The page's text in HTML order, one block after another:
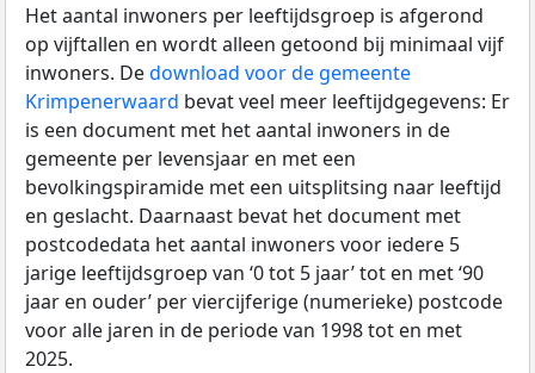
Het aantal inwoners per leeftijdsgroep is afgerond
op vijftallen en wordt alleen getoond bij minimaal vijf
inwoners. Dedownload voor de gemeente
Krimpenerwaard bevat veel meer leeftijdgegevens: Er
is een document met het aantal inwoners in de
gemeente per levensjaar en met een
bevolkingspiramide met een uitsplitsing naar leeftijd
en geslacht. Daarnaast bevat het document met
postcodedata het aantal inwoners voor iedere 5
jarige leeftijdsgroep van ‘0 tot 5 jaar’ tot en met ‘90
jaar en ouder’ per viercijferige (numerieke) postcode
voor alle jaren in de periode van 1998 tot en met
2025.